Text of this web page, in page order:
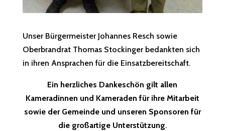
Unser Bürgermeister Johannes Resch sowie
Oberbrandrat Thomas Stockinger bedankten sich
in ihren Ansprachen für die Einsatzbereitschaft.
Ein herzliches Dankeschön gilt allen
Kameradinnen und Kameraden für ihre Mitarbeit
sowie der Gemeinde und unseren Sponsoren für
die großartige Unterstützung.